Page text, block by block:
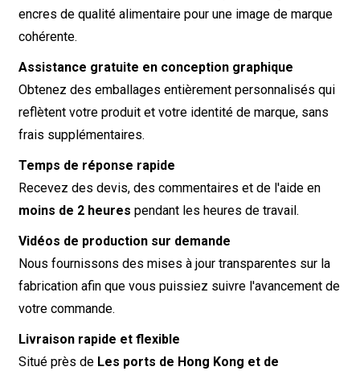
encres de qualité alimentaire pour une image de marque
cohérente.
Assistance gratuite en conception graphique
Obtenez des emballages entièrement personnalisés qui
reflètent votre produit et votre identité de marque, sans
frais supplémentaires.
Temps de réponse rapide
Recevez des devis, des commentaires et de l'aide en
moins de 2 heures pendant les heures de travail.
Vidéos de production sur demande
Nous fournissons des mises à jour transparentes sur la
fabrication afin que vous puissiez suivre l'avancement de
votre commande.
Livraison rapide et flexible
Situé près de Les ports de Hong Kong et de